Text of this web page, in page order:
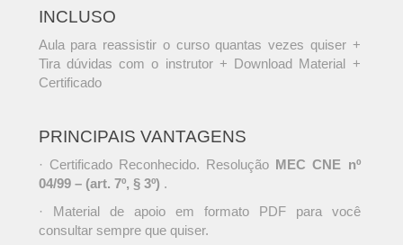
INCLUSO
Aula para reassistir o curso quantas vezes quiser +
Tira dúvidas com o instrutor + Download Material +
Certificado
PRINCIPAIS VANTAGENS
· Certificado Reconhecido. Resolução MEC CNE nº
04/99 – (art. 7º, § 3º) .
· Material de apoio em formato PDF para você
consultar sempre que quiser.